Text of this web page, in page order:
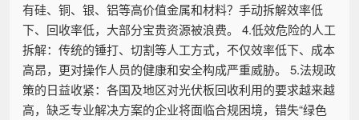
有硅、铜、银、铝等高价值金属和材料？手动拆解效率低
下、回收率低，大部分宝贵资源被浪费。 4.低效危险的人工
拆解：传统的锤打、切割等人工方式，不仅效率低下、成本
高昂，更对操作人员的健康和安全构成严重威胁。 5.法规政
策的日益收紧：各国及地区对光伏板回收利用的要求越来越
高，缺乏专业解决方案的企业将面临合规困境，错失“绿色